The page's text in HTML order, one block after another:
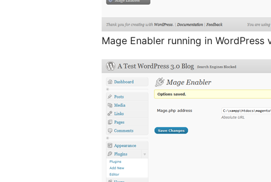
Mage Enabler running in WordPress